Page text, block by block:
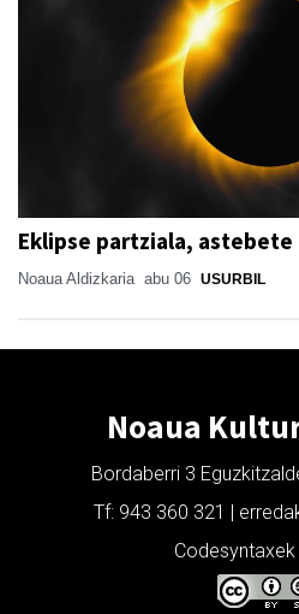
Eklipse partziala, astebete
Noaua Aldizkaria abu 06 USURBIL
Noaua
Bordaberri 3
Tf: 943 360 321 |